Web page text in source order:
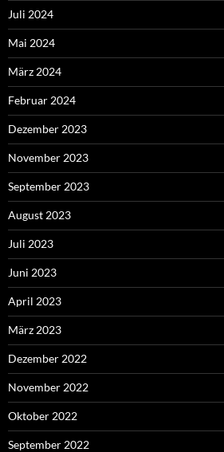
Juli 2024
Mai 2024
März 2024
Februar 2024
Dezember 2023
November 2023
September 2023
August 2023
Juli 2023
Juni 2023
April 2023
März 2023
Dezember 2022
November 2022
Oktober 2022
September 2022